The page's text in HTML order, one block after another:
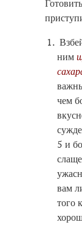
ним
чем
5 и
вам
того